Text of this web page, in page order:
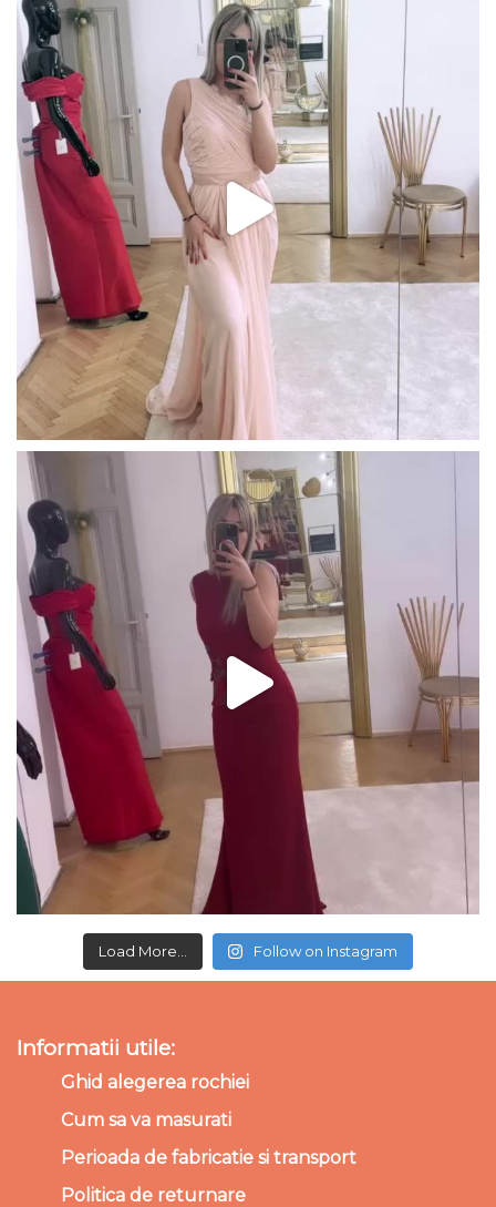
Load More... Follow on Instagram
Informatii utile:
Ghid alegerea rochiei
Cum sa va masurati
Perioada de fabricatie si transport
Politica de returnare